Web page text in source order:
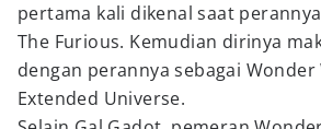
pertama kali dikenal saat
The Furious. Kemudian dirinya
dengan perannya sebagai Wonder
Extended Universe.